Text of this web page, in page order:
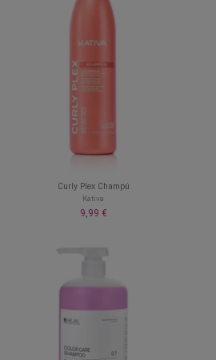
Curly Plex Champú
Kativa
9,99 €